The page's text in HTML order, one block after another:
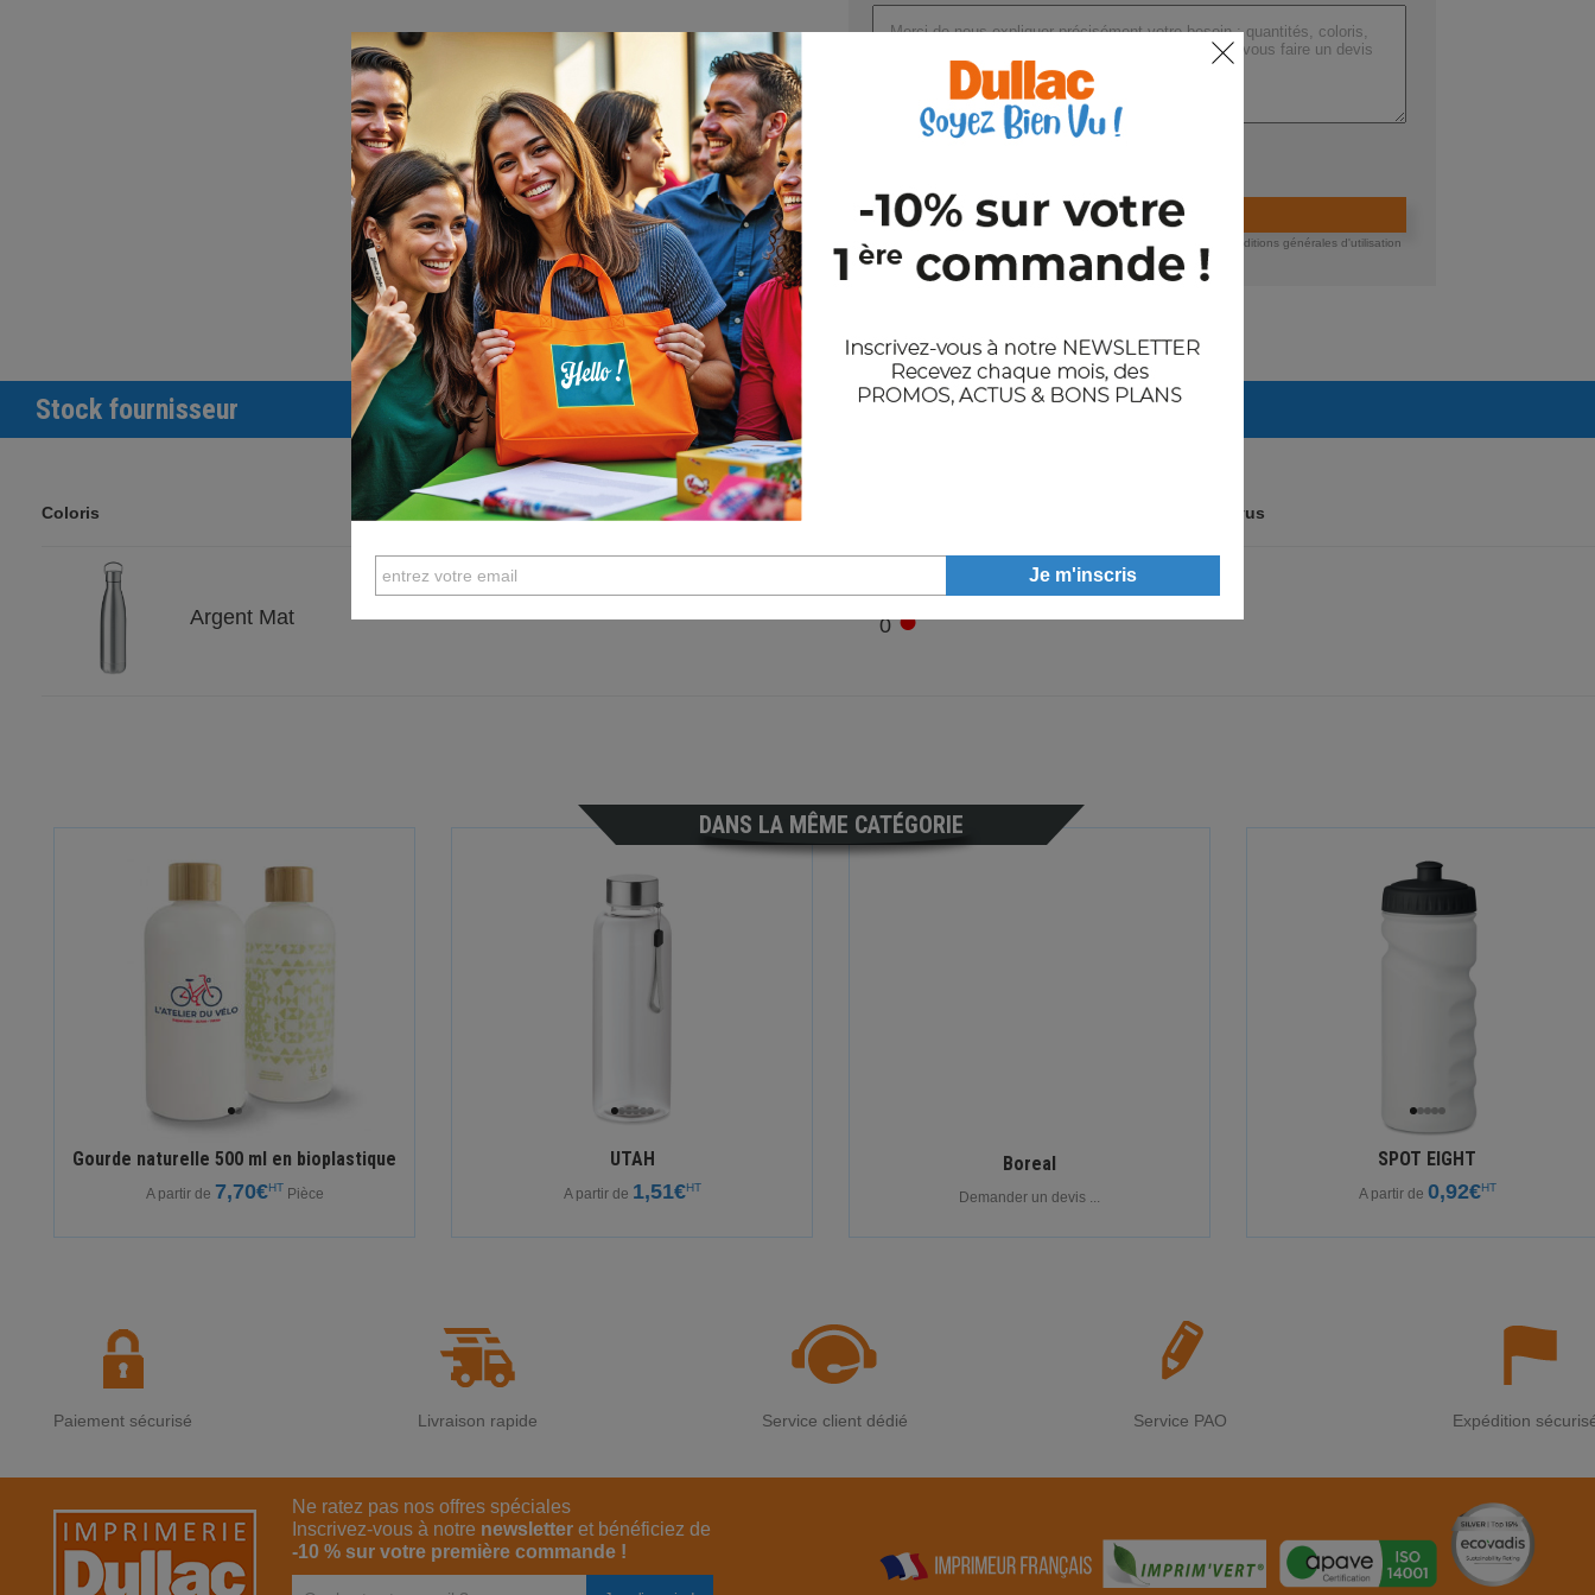
Valider la demande de devis
En nous envoyant votre demande de devis, vous acceptez nos conditions générales d'utilisation
et notre politique de confidentialité des données.
Stock fournisseur
Coloris Arrivages prévus
Argent Mat 0●
DANS LA MÊME CATÉGORIE
Gourde naturelle 500 ml en bioplastique
A partir de 7,70€HT Pièce
UTAH
A partir de 1,51€HT
Boreal
Demander un devis ...
SPOT EIGHT
A partir de 0,92€HT
Paiement sécurisé Livraison rapide Service client dédié Service PAO Expédition
Ne ratez pas nos offres spéciales
Inscrivez-vous à notre newsletter et bénéficiez de
-10 % sur votre première commande !